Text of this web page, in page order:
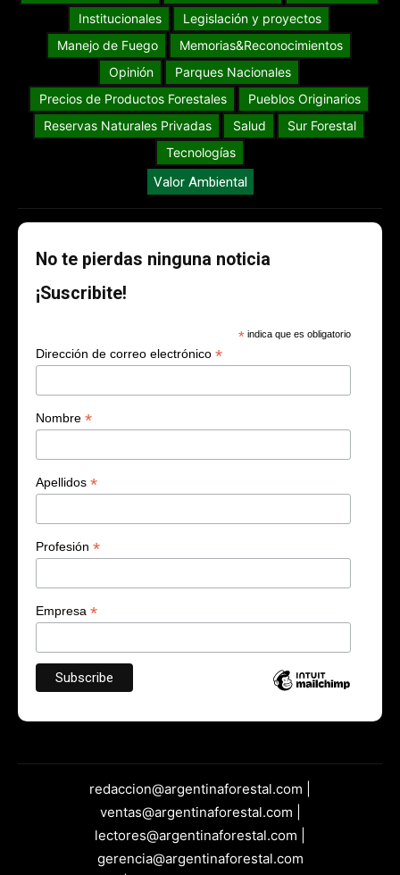
Institucionales
Legislación y proyectos
Manejo de Fuego
Memorias&Reconocimientos
Opinión
Parques Nacionales
Precios de Productos Forestales
Pueblos Originarios
Reservas Naturales Privadas
Salud
Sur Forestal
Tecnologías
Valor Ambiental
No te pierdas ninguna noticia
¡Suscribite!
* indica que es obligatorio
Dirección de correo electrónico *
Nombre *
Apellidos *
Profesión *
Empresa *
redaccion@argentinaforestal.com |
ventas@argentinaforestal.com |
lectores@argentinaforestal.com |
gerencia@argentinaforestal.com